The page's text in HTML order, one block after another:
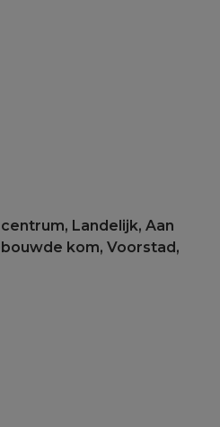
Landelijk, Aan
kom, Voorstad,